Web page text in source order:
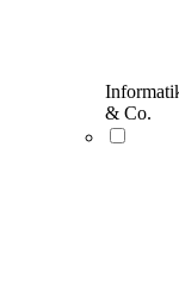
& Co.